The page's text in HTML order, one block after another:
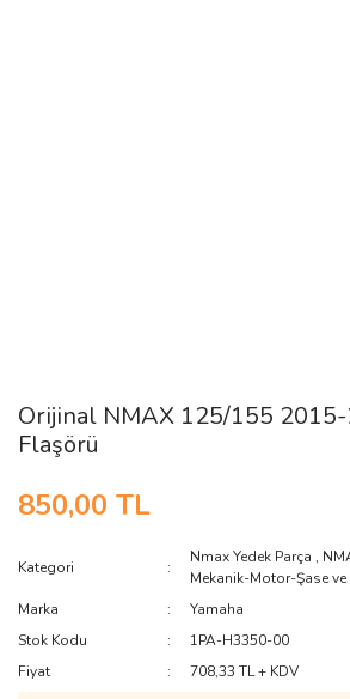
Orijinal NMAX 125/155
Flaşörü
850,00 TL
Kategori
Nmax Yedek Parça ,
Mekanik-Motor-Şase ve
Marka
Yamaha
Stok Kodu
1PA-H3350-00
Fiyat
708,33 TL + KDV